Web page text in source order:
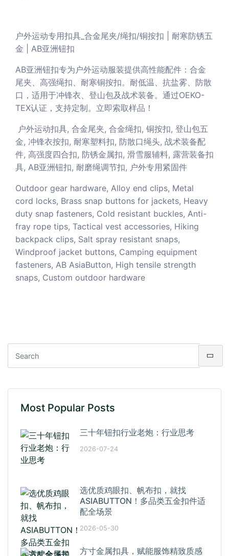
户外运动专用扣具_合金尾夹/绳扣/铜按扣 | 耐寒防锈五
金 | AB亚洲钮扣
AB亚洲钮扣专为户外运动服装提供高性能配件：合金
尾夹、高强绳扣、耐寒铜按扣。耐低温、抗盐雾、防散
口，适用于冲锋衣、登山包及战术装备。通过OEKO-
TEX认证，支持定制。立即索取样品！
户外运动扣具, 合金尾夹, 合金绳扣, 铜按扣, 登山包五
金, 冲锋衣按扣, 耐寒塑料扣, 防散口绳头, 战术装备配
件, 高强度四合扣, 防锈金属扣, 滑雪服辅料, 露营装备扣
具, AB亚洲钮扣, 耐磨绳调节扣, 户外专用紧固件
Outdoor gear hardware, Alloy end clips, Metal
cord locks, Brass snap buttons for jackets, Heavy
duty snap fasteners, Cold resistant buckles, Anti-
fray rope tips, Tactical vest accessories, Hiking
backpack clips, Salt spray resistant snaps,
Windproof jacket buttons, Camping equipment
fasteners, AB AsiaButton, High tensile strength
snaps, Custom outdoor hardware
Most Popular Posts
三十年钮扣行业老炮：行业思考
2026-07-24
选优质鸡眼扣、帆布扣，就找
ASIABUTTON！多品类五金扣件适
配全场景
2026-05-30
方寸金属扣具，赋能服饰精致质感